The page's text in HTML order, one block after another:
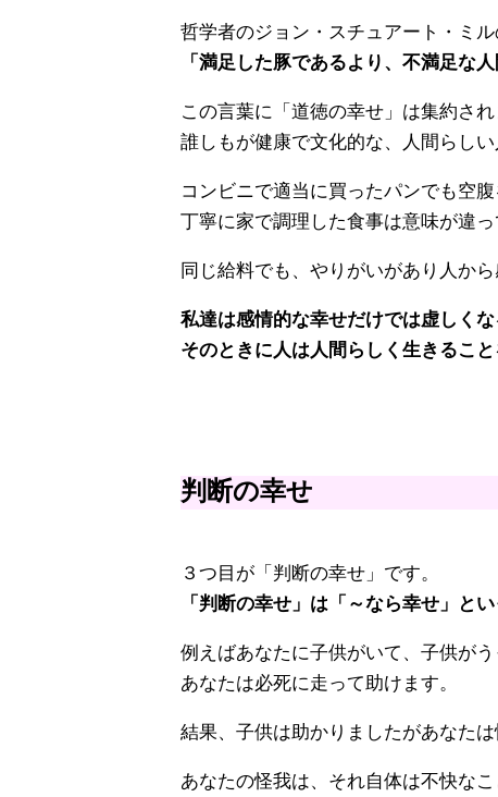
哲学者のジョン・スチュアート・ミル
「満足した豚であるより、不満足な
この言葉に「道徳の幸せ」は集約され
誰しもが健康で文化的な、人間らしい
コンビニで適当に買ったパンでも空
丁寧に家で調理した食事は意味が違っ
同じ給料でも、やりがいがあり人か
私達は感情的な幸せだけでは虚しくな
そのときに人は人間らしく生きること
判断の幸せ
３つ目が「判断の幸せ」です。
「判断の幸せ」は「～なら幸せ」と
例えばあなたに子供がいて、子供が
あなたは必死に走って助けます。
結果、子供は助かりましたがあなたは
あなたの怪我は、それ自体は不快な